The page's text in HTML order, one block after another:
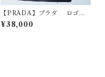
【PRADA】プラダ ロゴ入
りレザートートバッグ black
¥38,000